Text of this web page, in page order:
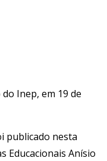
Inep, em 19 de
publicado nesta
Educacionais Anísio